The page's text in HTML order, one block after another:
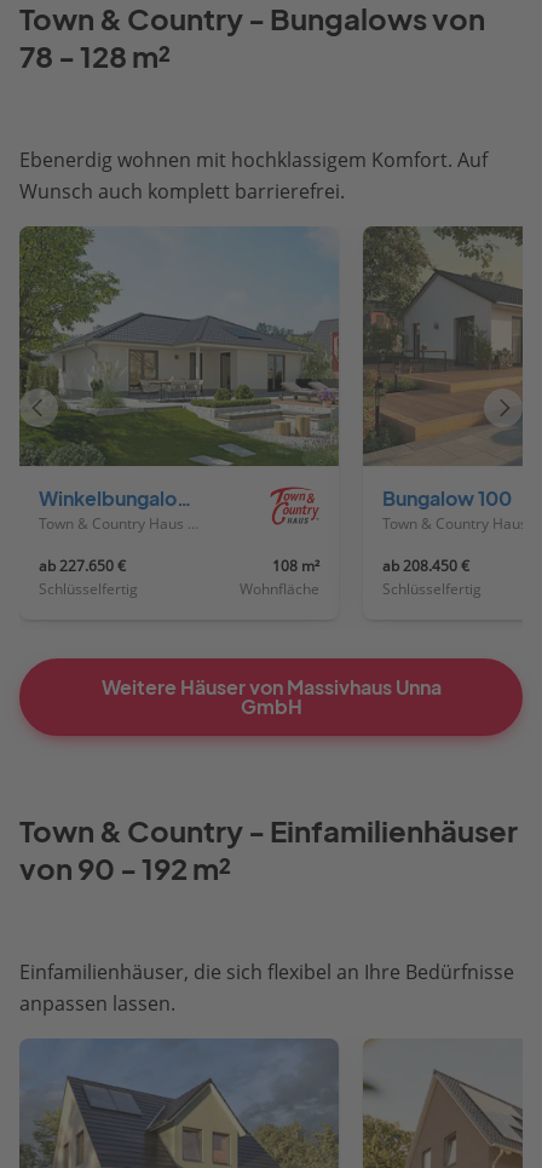
Town & Country - Bungalows von
78 - 128 m²
Ebenerdig wohnen mit hochklassigem Komfort. Auf
Wunsch auch komplett barrierefrei.
Winkelbungalow 108
Town & Country Haus Deutschland
ab 227.650 €
Schlüsselfertig
108 m²
Wohnfläche
Bungalow 100
ab 208.450 €
Schlüsselfertig
Vorheriges
Haus
Haus
Weitere Häuser von Massivhaus Unna
GmbH
Town & Country - Einfamilienhäuser
von 90 - 192 m²
Einfamilienhäuser, die sich flexibel an Ihre Bedürfnisse
anpassen lassen.